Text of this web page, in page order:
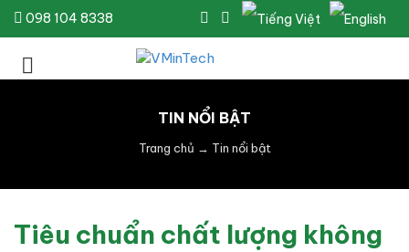
098 104 8338
TIN NỔI BẬT
Trang chủ → Tin nổi bật
Tiêu chuẩn chất lượng không